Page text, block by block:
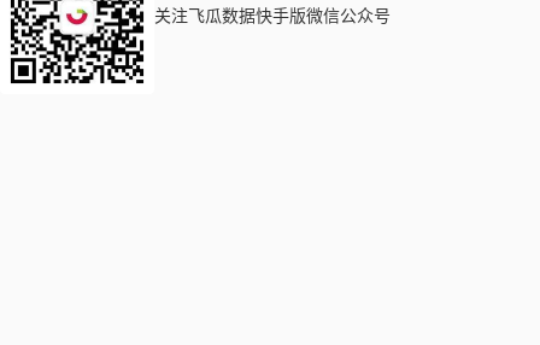
关注飞瓜数据快手版微信公众号